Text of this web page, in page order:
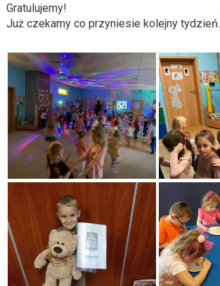
Gratulujemy!
Już czekamy co przyniesie kolejny tydzień.